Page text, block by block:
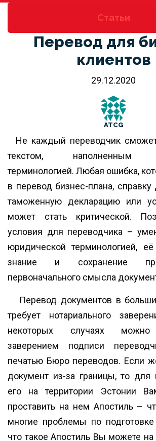
Статьи
Перевод для
клиентов
29.12.2020
ATCG
Не каждый переводчик
текстом, наполненным
терминологией. Любая ошибка,
в перевод бизнес-плана, справку
таможенную декларацию или
может стать критической.
условия для переводчика –
юридической терминологией,
знание и сохранение
первоначального смысла
Перевод документов в
требует нотариального
некоторых случаях можно
заверением подписи
печатью Бюро переводов. Если
документ из-за границы, то для
его на территории Эстонии
проставить на нем Апостиль –
многие проблемы по подготовке
что такое Апостиль Вы можете